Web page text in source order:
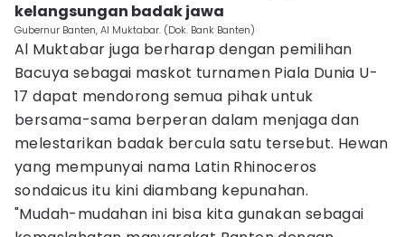
kelangsungan badak jawa
Gubernur Banten, Al Muktabar. (Dok. Bank Banten)
Al Muktabar juga berharap dengan pemilihan
Bacuya sebagai maskot turnamen Piala Dunia U-
17 dapat mendorong semua pihak untuk
bersama-sama berperan dalam menjaga dan
melestarikan badak bercula satu tersebut. Hewan
yang mempunyai nama Latin Rhinoceros
sondaicus itu kini diambang kepunahan.
"Mudah-mudahan ini bisa kita gunakan sebagai